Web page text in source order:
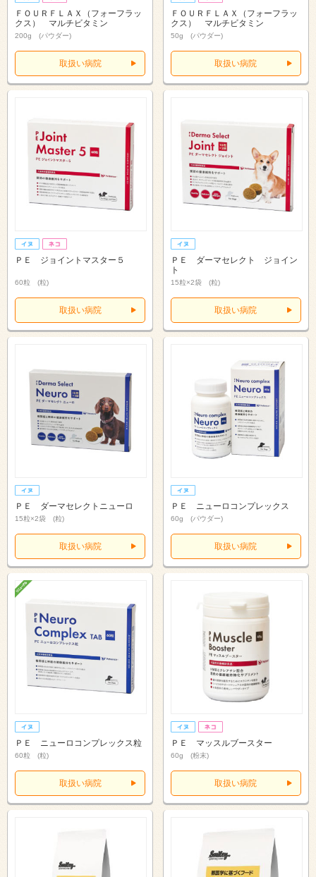
ＦＯＵＲＦＬＡＸ（フォーフラッ
クス） マルチビタミン
200g (パウダー)
取扱い病院
ＦＯＵＲＦＬＡＸ（フォーフラッ
クス） マルチビタミン
50g (パウダー)
取扱い病院
ＰＥ ジョイントマスター５
60粒 (粒)
取扱い病院
ＰＥ ダーマセレクト ジョイン
ト
15粒×2袋 (粒)
取扱い病院
ＰＥ ダーマセレクトニューロ
15粒×2袋 (粒)
取扱い病院
ＰＥ ニューロコンプレックス
60g (パウダー)
取扱い病院
ＰＥ ニューロコンプレックス粒
60粒 (粒)
取扱い病院
ＰＥ マッスルブースター
60g (粉末)
取扱い病院